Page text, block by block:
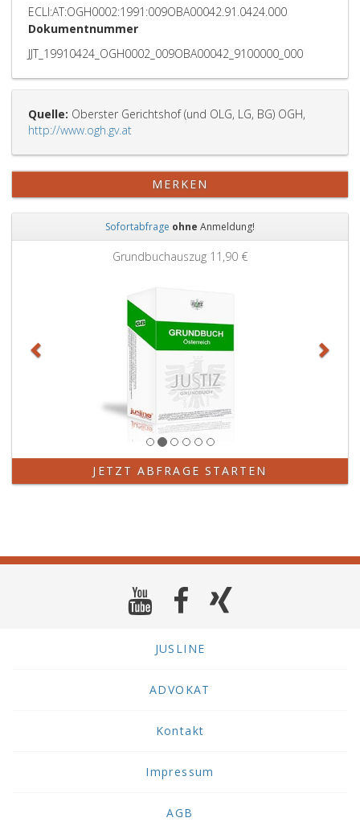
ECLI:AT:OGH0002:1991:009OBA00042.91.0424.000
Dokumentnummer
JJT_19910424_OGH0002_009OBA00042_9100000_000
Quelle: Oberster Gerichtshof (und OLG, LG, BG) OGH,
http://www.ogh.gv.at
MERKEN
Sofortabfrage ohne Anmeldung!
Grundbuchauszug 11,90 €
JETZT ABFRAGE STARTEN
JUSLINE
ADVOKAT
Kontakt
Impressum
AGB